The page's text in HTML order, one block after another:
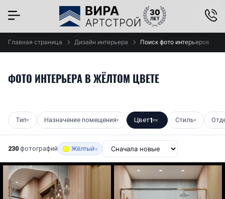
Главная страница Дизайн интерьера Поиск фото интерьеров
ФОТО ИНТЕРЬЕРА В ЖЁЛТОМ ЦВЕТЕ
Тип▾ Назначение помещения▾ Цвет1▾✕ Стиль▾
230 фотографий Жёлтый×
×